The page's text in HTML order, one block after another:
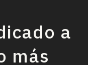
a
más